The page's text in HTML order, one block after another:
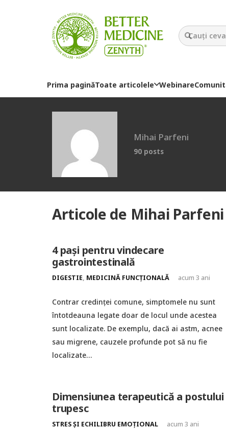
Prima paginăToate articolele Webinare
Mihai Parfeni
90 posts
Articole de Mihai Parfeni
4 pași pentru vindecare
gastrointestinală
DIGESTIE, MEDICINĂ FUNCȚIONALĂ acum 3 ani
Contrar credinței comune, simptomele nu sunt
întotdeauna legate doar de locul unde acestea
sunt localizate. De exemplu, dacă ai astm, acnee
sau migrene, cauzele profunde pot să nu fie
localizate…
Dimensiunea terapeutică a postului
trupesc
STRES ȘI ECHILIBRU EMOȚIONAL acum 3 ani